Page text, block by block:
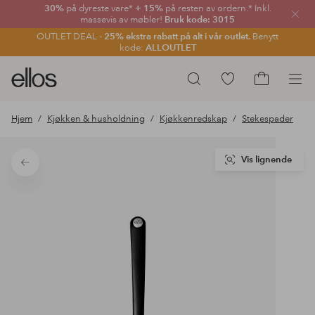
30% på dyreste vare* + 15%på resten av ordern.* Inkl.
massevis av møbler! Bruk kode: 3015
OUTLET DEAL - 25% ekstra rabatt på alt i vår outlet. Benytt
kode: ALLOUTLET
Lukk
Søk
Ellos
logo
gå
forsiden
Gå
favorittmerkede
produkter
til
Hjem Kjøkken & husholdning Kjøkkenredskap Stekespader
Tilbake
Vis lignende